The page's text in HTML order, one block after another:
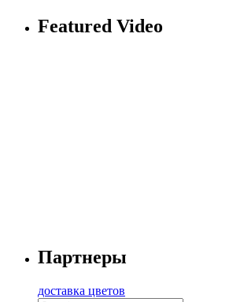
Featured Video
Партнеры
доставка цветов